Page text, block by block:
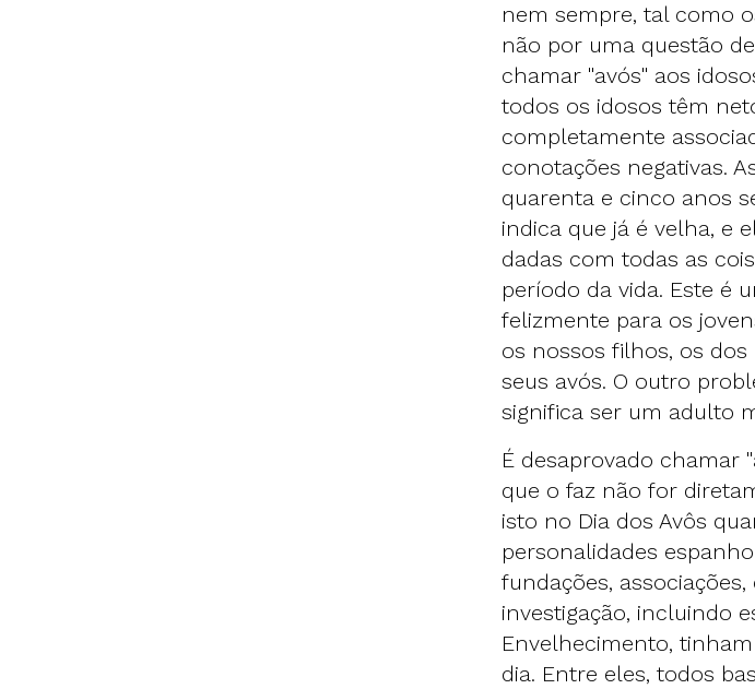
nem sempre, tal como
não por uma questão
chamar "avós" aos
todos os idosos têm
completamente
conotações negativas.
quarenta e cinco anos
indica que já é velha, e
dadas com todas as
período da vida. Este é
felizmente para os
os nossos filhos, os
seus avós. O outro
significa ser um adulto
É desaprovado chamar
que o faz não for
isto no Dia dos Avôs
personalidades
fundações,
investigação, incluindo
Envelhecimento,
dia. Entre eles, todos